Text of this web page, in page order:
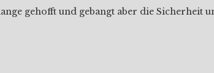
gehofft und gebangt aber die Sicherheit